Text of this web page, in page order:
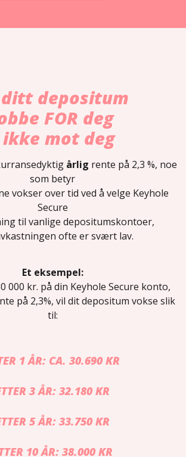
depositum
FOR deg
ikke mot deg
årlig rente på 2,3 %, noe
som betyr
vokser over tid ved å velge Keyhole
Secure
til vanlige depositumskontoer,
ofte er svært lav.
Et eksempel:
000 kr. på din Keyhole Secure konto,
på 2,3%, vil dit depositum vokse slik
til:
1 ÅR: CA. 30.690 KR
3 ÅR: 32.180 KR
5 ÅR: 33.750 KR
10 ÅR: 38.000 KR